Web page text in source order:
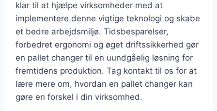
klar til at hjælpe virksomheder med at
implementere denne vigtige teknologi og skabe
et bedre arbejdsmiljø. Tidsbesparelser,
forbedret ergonomi og øget driftssikkerhed gør
en pallet changer til en uundgåelig løsning for
fremtidens produktion. Tag kontakt til os for at
lære mere om, hvordan en pallet changer kan
gøre en forskel i din virksomhed.